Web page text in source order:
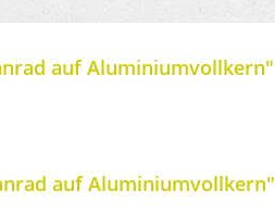
auf Aluminiumvollkern"
auf Aluminiumvollkern"